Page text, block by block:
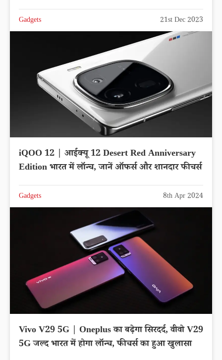
Gadgets 21st Dec 2023
iQOO 12 | आईक्यू 12 Desert Red Anniversary
Edition भारत में लॉन्च, जानें ऑफर्स और शानदार फीचर्स
Gadgets 8th Apr 2024
Vivo V29 5G | Oneplus का बढ़ेगा सिरदर्द, वीवो V29
5G जल्द भारत में होगा लॉन्च, फीचर्स का हुआ खुलासा